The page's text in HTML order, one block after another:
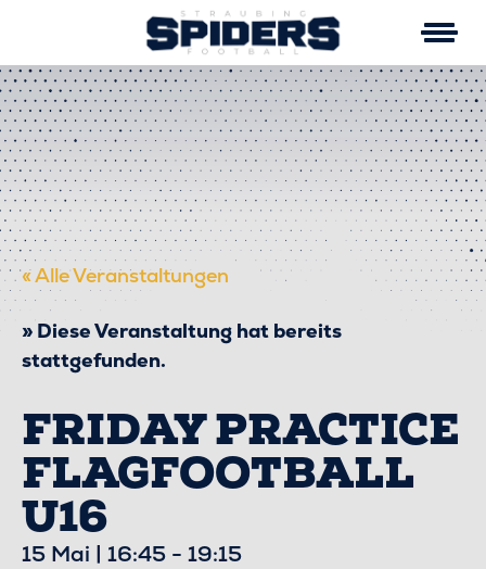
content
« Alle Veranstaltungen
Diese Veranstaltung hat bereits
stattgefunden.
FRIDAY PRACTICE
FLAGFOOTBALL
U16
15 Mai | 16:45 - 19:15